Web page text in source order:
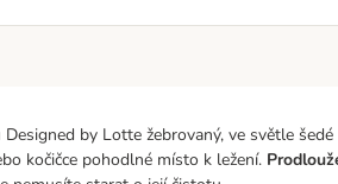
by Lotte žebrovaný, ve světle
kočičce pohodlné místo k ležení.